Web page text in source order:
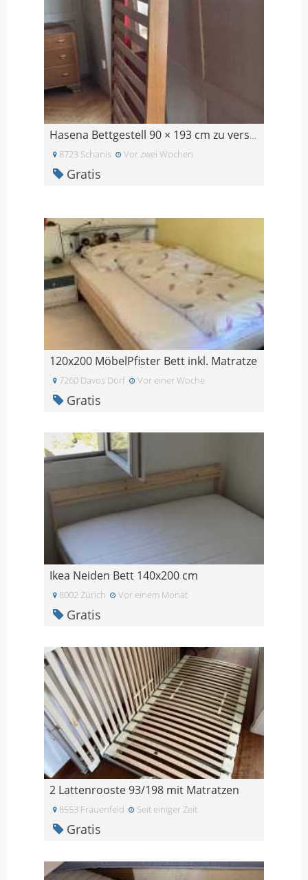
Hasena Bettgestell 90 × 193 cm zu verschenken
8723 Schanis Vor zwei Wochen
Gratis
120x200 MöbelPfister Bett inkl. Matratze
7260 Davos Dorf Vor einer Woche
Gratis
Ikea Neiden Bett 140x200 cm
8002 Zürich Vor einem Monat
Gratis
2 Lattenrooste 93/198 mit Matratzen
8553 Frauenfeld Seit einiger Zeit
Gratis